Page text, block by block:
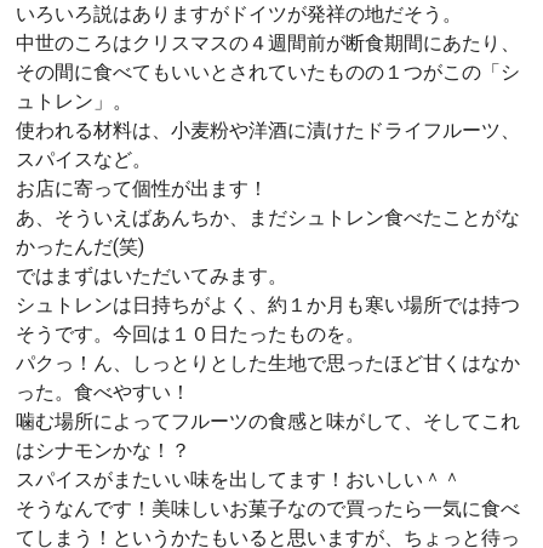
いろいろ説はありますがドイツが発祥の地だそう。
中世のころはクリスマスの４週間前が断食期間にあたり、
その間に食べてもいいとされていたものの１つがこの「シ
ュトレン」。
使われる材料は、小麦粉や洋酒に漬けたドライフルーツ、
スパイスなど。
お店に寄って個性が出ます！
あ、そういえばあんちか、まだシュトレン食べたことがな
かったんだ(笑)
ではまずはいただいてみます。
シュトレンは日持ちがよく、約１か月も寒い場所では持つ
そうです。今回は１０日たったものを。
パクっ！ん、しっとりとした生地で思ったほど甘くはなか
った。食べやすい！
噛む場所によってフルーツの食感と味がして、そしてこれ
はシナモンかな！？
スパイスがまたいい味を出してます！おいしい＾＾
そうなんです！美味しいお菓子なので買ったら一気に食べ
てしまう！というかたもいると思いますが、ちょっと待っ